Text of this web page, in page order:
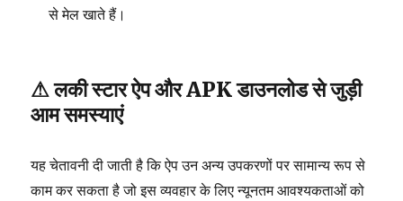
से मेल खाते हैं।
⚠ लकी स्टार ऐप और APK डाउनलोड से जुड़ी
आम समस्याएं
यह चेतावनी दी जाती है कि ऐप उन अन्य उपकरणों पर सामान्य रूप से
काम कर सकता है जो इस व्यवहार के लिए न्यूनतम आवश्यकताओं को